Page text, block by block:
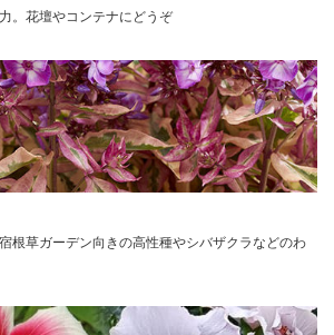
。花壇やコンテナにどうぞ
根草ガーデン向きの高性種やシバザクラなどのわ